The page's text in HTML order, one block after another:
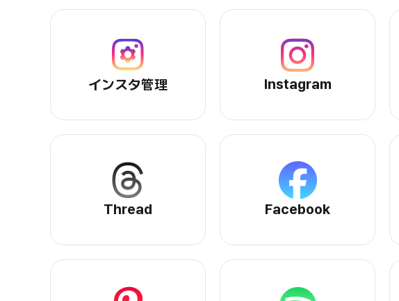
インスタ管理サービスページへ
インスタ管理
Instagramサービスページへ
Instagram
Threadサービスページへ
Thread
Facebookサービスページへ
Facebook